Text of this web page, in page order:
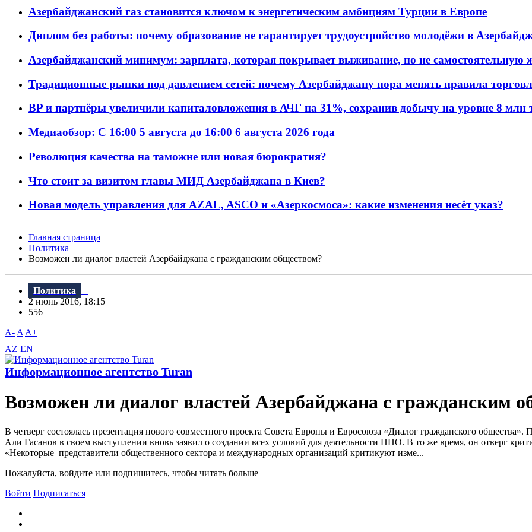
Азербайджанский газ становится ключом к энергетическим амбициям Турции в Европе
Диплом без работы: почему образование не гарантирует трудоустройство молодёжи в
Азербайджанский минимум: зарплата, которая покрывает выживание, но не самостоятельную
Традиционные рынки под давлением сетей: почему Азербайджану пора менять правила
BP и партнёры увеличили капиталовложения в АЧГ на 31%, сохранив добычу на уровне 8 млн
Медиаобзор: С 16:00 5 августа до 16:00 6 августа 2026 года
Революция качества на таможне или новая бюрократия?
Что стоит за визитом главы МИД Азербайджана в Киев?
Новая модель управления для AZAL, ASCO и «Азеркосмоса»: какие изменения несёт указ?
Главная страница
Политика
Возможен ли диалог властей Азербайджана с гражданским обществом?
Политика
2 июнь 2016, 18:15
556
A- A A+
AZ EN
Информационное агентство Turan
Возможен ли диалог властей Азербайджана с гражданским
В четверг состоялась презентация нового совместного проекта Совета Европы и Евросоюза «Диалог гражданского
Али Гасанов в своем выступлении вновь заявил о создании всех условий для деятельности НПО. В то же время, он отверг
«Некоторые представители общественного сектора и международных организаций критикуют изме...
Пожалуйста, войдите или подпишитесь, чтобы читать больше
Войти Подписаться